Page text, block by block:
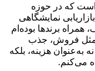
در حوزه
نمایشگاهی
برندها بوده‌ام
فروش، جذب
هزینه، بلکه